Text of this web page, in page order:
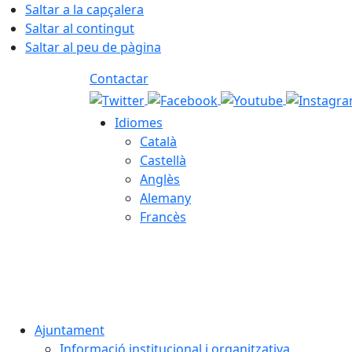
Saltar a la capçalera
Saltar al contingut
Saltar al peu de pàgina
Contactar
Idiomes
Català
Castellà
Anglès
Alemany
Francès
Ajuntament